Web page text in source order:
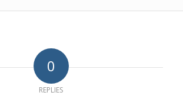
0
REPLIES